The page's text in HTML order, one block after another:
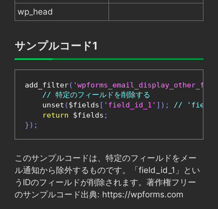
wp_head
サンプルコード1
add_filter(
// 特定のフィールドを削除する
    unset
($fields [ 'field_id_1' ]);
//
return $fields ;
});
このサンプルコードは、特定のフィールドをメー
ル通知から除外するものです。「field_id_1」とい
うIDのフィールドが削除されます。著作権フリー
のサンプルコード出典: https://wpforms.com